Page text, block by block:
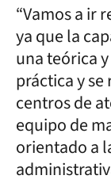
“Vamos a ir
ya que la
una teórica
práctica y
centros de
equipo de
orientado a